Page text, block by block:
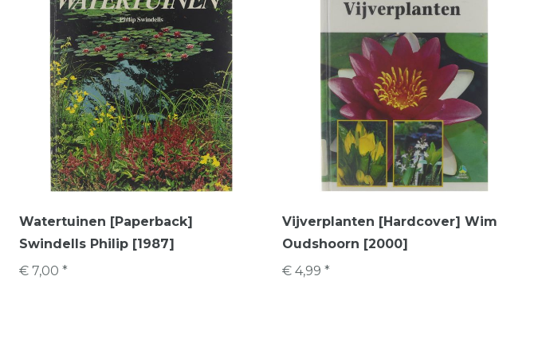
Watertuinen [Paperback]
Swindells Philip [1987]
€ 7,00 *
Vijverplanten [Hardcover] Wim
Oudshoorn [2000]
€ 4,99 *